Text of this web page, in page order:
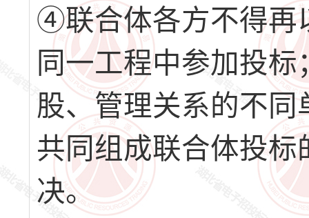
④联合体各方不得再
同一工程中参加投
股、管理关系的不
共同组成联合体投
决。